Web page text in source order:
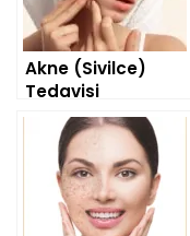
Akne (Sivilce)
Tedavisi